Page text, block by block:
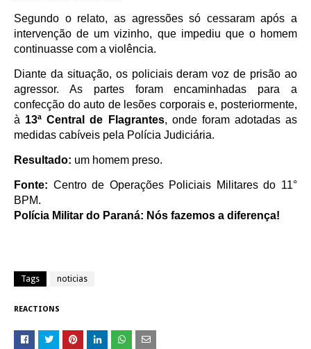
Segundo o relato, as agressões só cessaram após a
intervenção de um vizinho, que impediu que o homem
continuasse com a violência.
Diante da situação, os policiais deram voz de prisão ao
agressor. As partes foram encaminhadas para a
confecção do auto de lesões corporais e, posteriormente,
à 13ª Central de Flagrantes, onde foram adotadas as
medidas cabíveis pela Polícia Judiciária.
Resultado: um homem preso.
Fonte: Centro de Operações Policiais Militares do 11°
BPM.
Polícia Militar do Paraná: Nós fazemos a diferença!
Tags noticias
REACTIONS